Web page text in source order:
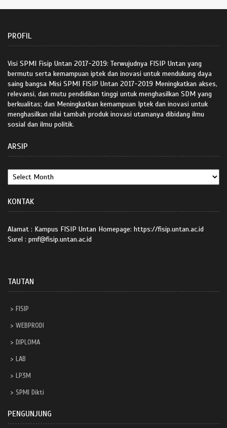
PROFIL
Visi SPMI Fisip Untan 2017-2019: Terwujudnya FISIP Untan yang
bermutu serta kemampuan iptek dan inovasi untuk mendukung daya
saing bangsa Misi SPMI FISIP Untan 2017-2019 Meningkatkan akses,
relevansi, dan mutu pendidikan tinggi untuk menghasilkan SDM yang
berkualitas; dan Meningkatkan kemampuan Iptek dan inovasi untuk
menghasilkan nilai tambah produk inovasi utamanya dibidang ilmu
sosial dan ilmu politik.
ARSIP
KONTAK
Alamat : Kampus FISIP Untan Homepage: https://fisip.untan.ac.id
Surel : pmf@fisip.untan.ac.id
TAUTAN
FISIP
WEBPRODI
DIPLOMA
LAB
LP3M
SPMI Dikti
PENGUNJUNG